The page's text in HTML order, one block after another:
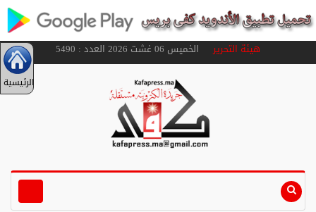
هيئة التحريرالخميس 06 غشت 2026 العدد : 5490
الرئيسية